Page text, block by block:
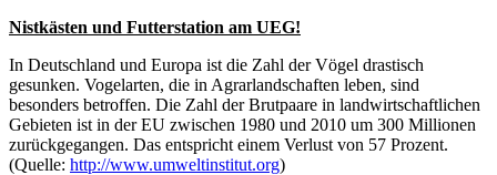
Nistkästen und Futterstation am UEG!
In Deutschland und Europa ist die Zahl der Vögel drastisch
gesunken. Vogelarten, die in Agrarlandschaften leben, sind
besonders betroffen. Die Zahl der Brutpaare in landwirtschaftlichen
Gebieten ist in der EU zwischen 1980 und 2010 um 300 Millionen
zurückgegangen. Das entspricht einem Verlust von 57 Prozent.
(Quelle: http://www.umweltinstitut.org)